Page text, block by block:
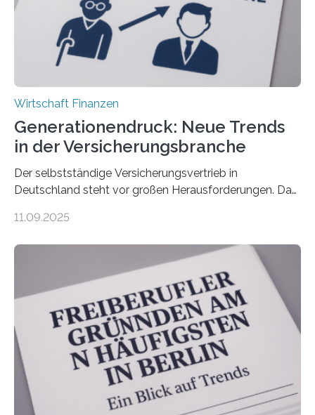
Wirtschaft Finanzen
Generationendruck: Neue Trends
in der Versicherungsbranche
Der selbstständige Versicherungsvertrieb in
Deutschland steht vor großen Herausforderungen. Das
Dr. Matthias Beenken und Prof. Dr. Lukas Linnenbrink
Bundesverbands Deutscher Versicherungskaufleute e.V.
durchgeführt haben. Die Studie basiert auf den
Antworten von 1.440 selbstständigen
Versicherungsvertreter*innen und -makler*innen. Ein
Ergebnis: Deutlich mehr als die Hälfte der Befragten ist
über 50 Jahre alt und wird in den nächsten Jahren eine
Nachfolgeregelung benötigen. Aber nur ein Drittel hat
bereits Regelungen…
11.09.2025